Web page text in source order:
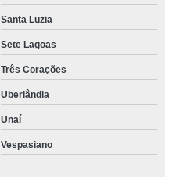
Santa Luzia
Sete Lagoas
Três Corações
Uberlândia
Unaí
Vespasiano